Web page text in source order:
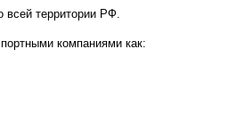
всей территории РФ.
компаниями как: